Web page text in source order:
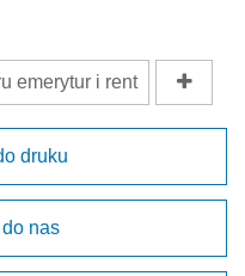
emerytur i rent
druku
nas